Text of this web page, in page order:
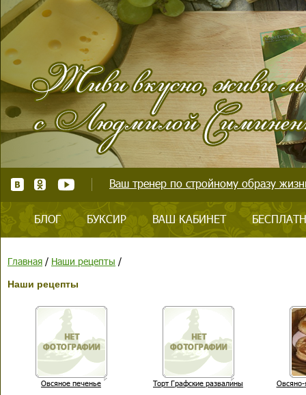
Ваш тренер по стройному образу
БЛОГ БУКСИР ВАШ КАБИНЕТ
Главная / Наши рецепты /
Наши рецепты
Овсяное печенье Торт Графские развалины